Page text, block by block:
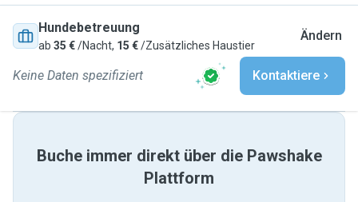
Hundebetreuung
ab 35 €/Nacht, 15 €/Zusätzliches Haustier
Ändern
Keine Daten spezifiziert Kontaktiere
Buche immer direkt über die Pawshake
Plattform